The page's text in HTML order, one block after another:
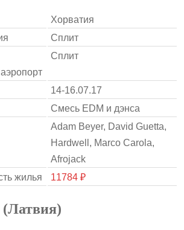
Хорватия
Сплит
Сплит
14-16.07.17
Смесь EDM и дэнса
Adam Beyer, David Guetta,
Hardwell, Marco Carola,
Afrojack
жилья
11784 ₽
(Латвия)